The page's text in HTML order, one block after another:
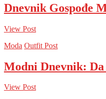
Dnevnik Gospođe
View Post
Moda Outfit Post
Modni Dnevnik:
View Post